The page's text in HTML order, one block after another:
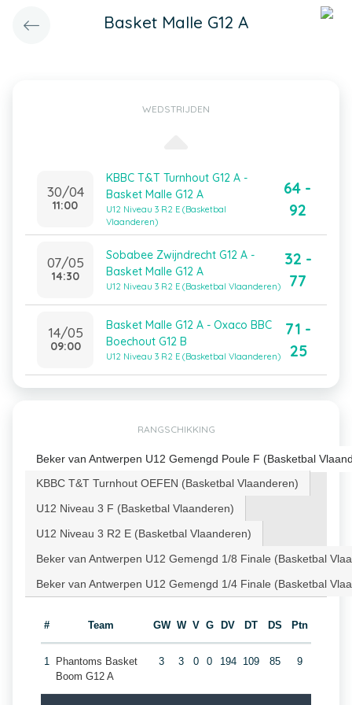
Basket Malle G12 A
WEDSTRIJDEN
30/04
11:00
KBBC T&T Turnhout G12 A -
Basket Malle G12 A
U12 Niveau 3 R2 E (Basketbal
Vlaanderen)
64 -
92
07/05
14:30
Sobabee Zwijndrecht G12 A -
Basket Malle G12 A
U12 Niveau 3 R2 E (Basketbal Vlaanderen)
32 -
77
14/05
09:00
Basket Malle G12 A - Oxaco BBC
Boechout G12 B
U12 Niveau 3 R2 E (Basketbal Vlaanderen)
71 -
25
RANGSCHIKKING
Beker van Antwerpen U12 Gemengd Poule F (Basketbal
KBBC T&T Turnhout OEFEN (Basketbal Vlaanderen)
U12 Niveau 3 F (Basketbal Vlaanderen)
U12 Niveau 3 R2 E (Basketbal Vlaanderen)
Beker van Antwerpen U12 Gemengd 1/8 Finale (Basketbal
Beker van Antwerpen U12 Gemengd 1/4 Finale (Basketbal
# Team GW W V G DV DT DS Ptn
1
Phantoms Basket
Boom G12 A
3 3 0 0 194 109 85 9